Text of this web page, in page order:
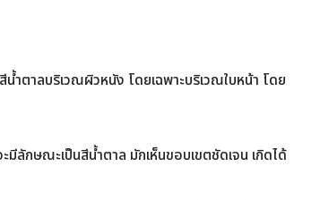
ตาลบริเวณผิวหนัง โดยเฉพาะบริเวณใบหน้า โดย
ลักษณะเป็นสีน้ำตาล มักเห็นขอบเขตชัดเจน เกิดได้